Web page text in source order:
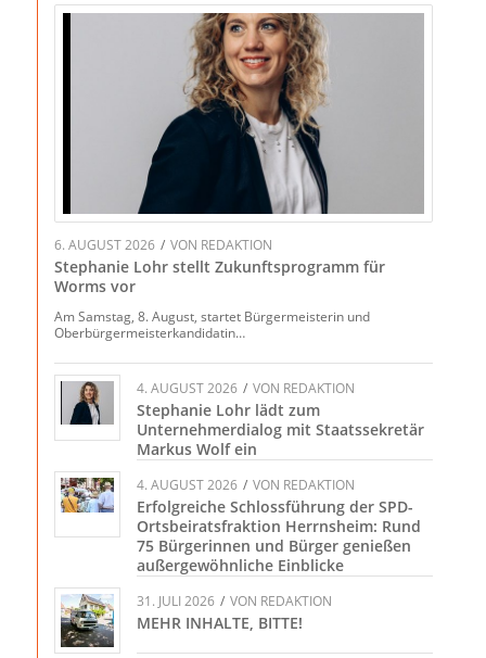
6. AUGUST 2026 / VON REDAKTION
Stephanie Lohr stellt Zukunftsprogramm für
Worms vor
Am Samstag, 8. August, startet Bürgermeisterin und
Oberbürgermeisterkandidatin…
4. AUGUST 2026 / VON REDAKTION
Stephanie Lohr lädt zum
Unternehmerdialog mit Staatssekretär
Markus Wolf ein
4. AUGUST 2026 / VON REDAKTION
Erfolgreiche Schlossführung der SPD-
Ortsbeiratsfraktion Herrnsheim: Rund
75 Bürgerinnen und Bürger genießen
außergewöhnliche Einblicke
31. JULI 2026 / VON REDAKTION
MEHR INHALTE, BITTE!